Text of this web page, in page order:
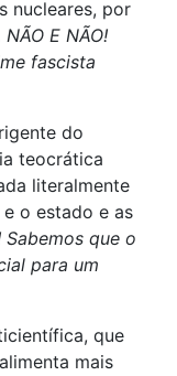
nucleares, por
NÃO E NÃO!
fascista
do
teocrática
literalmente
o estado e as
Sabemos que o
para um
que
mais